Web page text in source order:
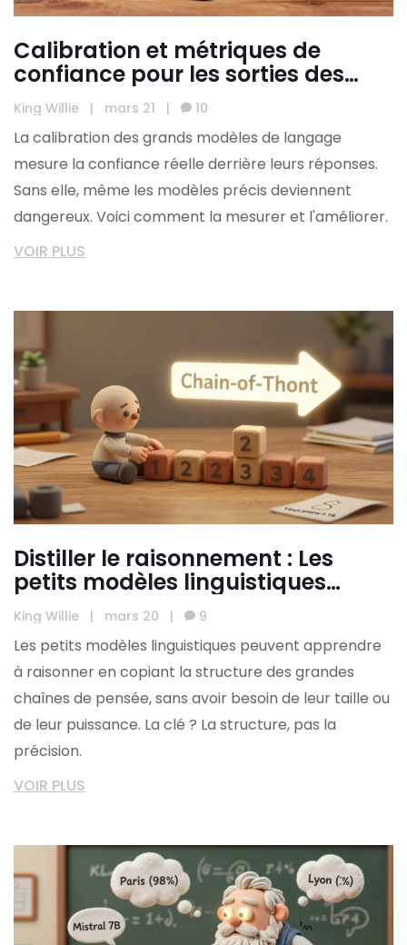
Calibration et métriques de
confiance pour les sorties des
grands modèles de langage
King Willie | mars 21 | 10
La calibration des grands modèles de langage
mesure la confiance réelle derrière leurs réponses.
Sans elle, même les modèles précis deviennent
dangereux. Voici comment la mesurer et l'améliorer.
VOIR PLUS
Distiller le raisonnement : Les
petits modèles linguistiques
peuvent-ils apprendre la chaîne
de raisonnement ?
King Willie | mars 20 | 9
Les petits modèles linguistiques peuvent apprendre
à raisonner en copiant la structure des grandes
chaînes de pensée, sans avoir besoin de leur taille ou
de leur puissance. La clé ? La structure, pas la
précision.
VOIR PLUS